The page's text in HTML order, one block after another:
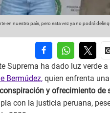
en nuestro país, pero esta vez ya no podrá
Suprema ha dado luz verde
Bermúdez, quien enfrenta una
y ofrecimiento de
con la justicia peruana,